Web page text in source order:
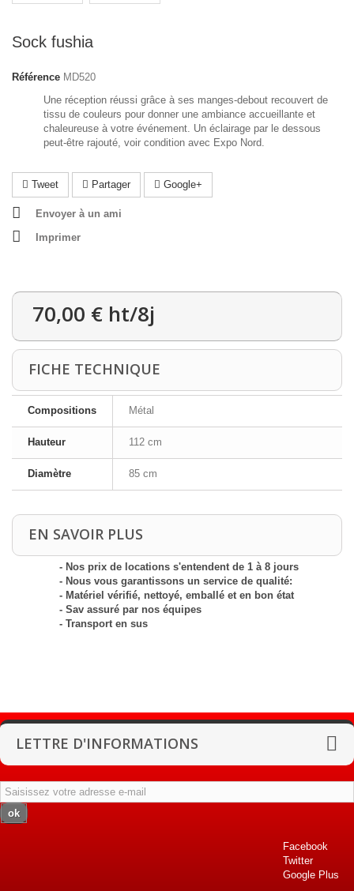
Sock fushia
Référence MD520
Une réception réussi grâce à ses manges-debout recouvert de
tissu de couleurs pour donner une ambiance accueillante et
chaleureuse à votre événement. Un éclairage par le dessous
peut-être rajouté, voir condition avec Expo Nord.
Tweet Partager Google+
Envoyer à un ami
Imprimer
70,00 € ht/8j
FICHE TECHNIQUE
Compositions Métal
Hauteur 112 cm
Diamètre 85 cm
EN SAVOIR PLUS
- Nos prix de locations s'entendent de 1 à 8 jours
- Nous vous garantissons un service de qualité:
- Matériel vérifié, nettoyé, emballé et en bon état
- Sav assuré par nos équipes
- Transport en sus
LETTRE D'INFORMATIONS
ok
Facebook
Twitter
Google Plus